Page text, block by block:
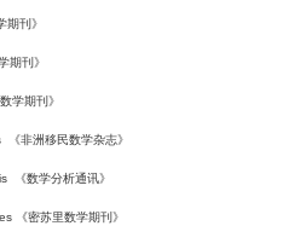
期刊》
期刊》
学期刊》
《非洲移民数学杂志》
《数学分析通讯》
《密苏里数学期刊》